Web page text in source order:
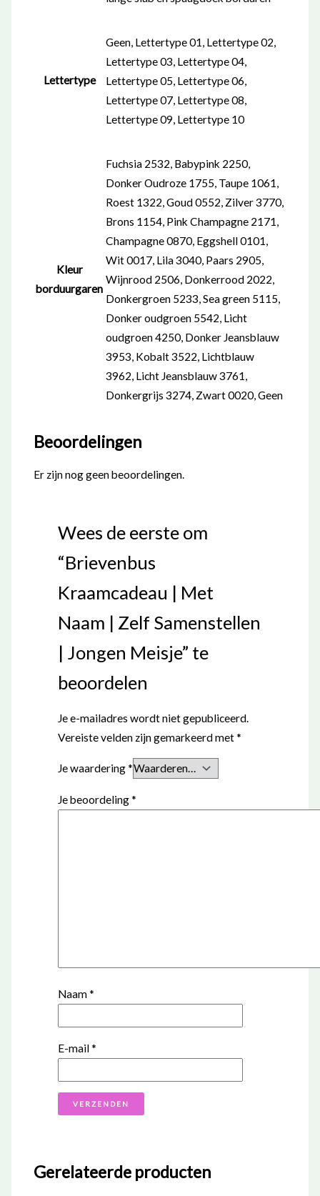
Lettertype
Geen, Lettertype 01, Lettertype 02,
Lettertype 03, Lettertype 04,
Lettertype 05, Lettertype 06,
Lettertype 07, Lettertype 08,
Lettertype 09, Lettertype 10
Kleur
borduurgaren
Fuchsia 2532, Babypink 2250,
Donker Oudroze 1755, Taupe 1061,
Roest 1322, Goud 0552, Zilver 3770,
Brons 1154, Pink Champagne 2171,
Champagne 0870, Eggshell 0101,
Wit 0017, Lila 3040, Paars 2905,
Wijnrood 2506, Donkerrood 2022,
Donkergroen 5233, Sea green 5115,
Donker oudgroen 5542, Licht
oudgroen 4250, Donker Jeansblauw
3953, Kobalt 3522, Lichtblauw
3962, Licht Jeansblauw 3761,
Donkergrijs 3274, Zwart 0020, Geen
Beoordelingen
Er zijn nog geen beoordelingen.
Wees de eerste om
“Brievenbus
Kraamcadeau | Met
Naam | Zelf Samenstellen
| Jongen Meisje” te
beoordelen
Je e-mailadres wordt niet gepubliceerd.
Vereiste velden zijn gemarkeerd met*
Je waardering*
Je beoordeling*
Naam*
E-mail*
Gerelateerde producten